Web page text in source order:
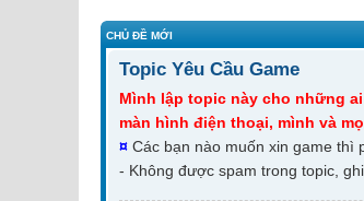
CHỦ ĐỀ MỚI
Topic Yêu Cầu Game
Mình lập topic này cho những
màn hình điện thoại, mình và
¤ Các bạn nào muốn xin game thì
- Không được spam trong topic, ghi